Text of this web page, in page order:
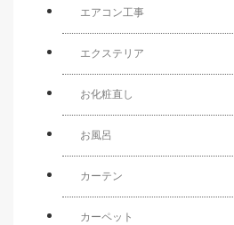
エアコン工事
エクステリア
お化粧直し
お風呂
カーテン
カーペット